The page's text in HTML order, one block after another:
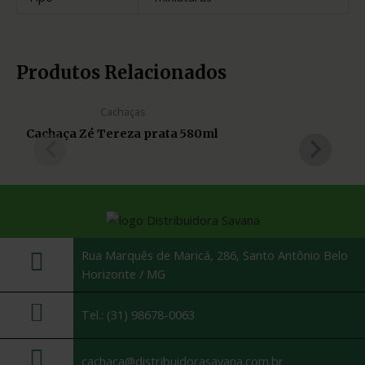
Produtos Relacionados
Cachaças
Cachaça Zé Tereza prata 580ml
Rua Marquês de Maricá, 286, Santo Antônio Belo
Horizonte / MG
Tel.: (31) 98678-0063
cachaca@distribuidorasavana.com.br